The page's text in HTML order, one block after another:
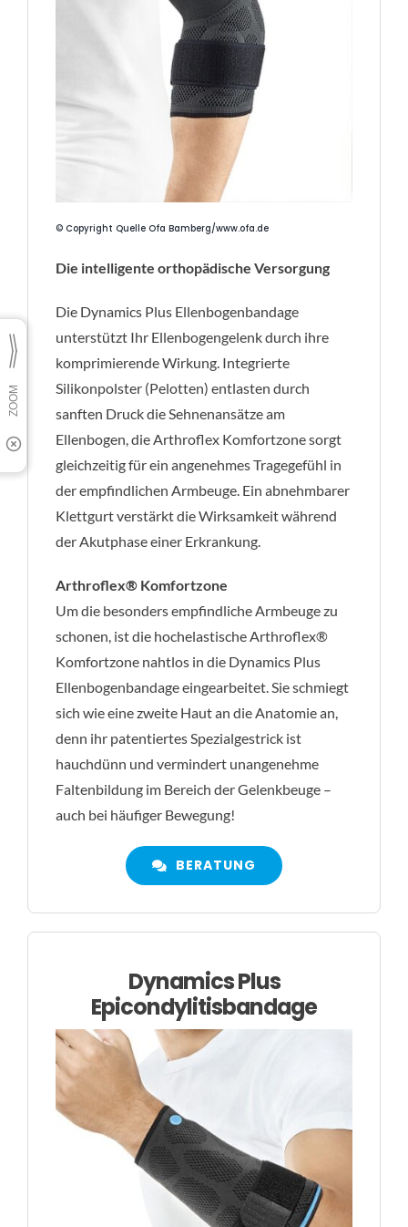
© Copyright Quelle Ofa Bamberg/www.ofa.de
Die intelligente orthopädische Versorgung
Die Dynamics Plus Ellenbogenbandage
unterstützt Ihr Ellenbogengelenk durch ihre
komprimierende Wirkung. Integrierte
Silikonpolster (Pelotten) entlasten durch
sanften Druck die Sehnenansätze am
Ellenbogen, die Arthroflex Komfortzone sorgt
gleichzeitig für ein angenehmes Tragegefühl in
der empfindlichen Armbeuge. Ein abnehmbarer
Klettgurt verstärkt die Wirksamkeit während
der Akutphase einer Erkrankung.
Arthroflex® Komfortzone
Um die besonders empfindliche Armbeuge zu
schonen, ist die hochelastische Arthroflex®
Komfortzone nahtlos in die Dynamics Plus
Ellenbogenbandage eingearbeitet. Sie schmiegt
sich wie eine zweite Haut an die Anatomie an,
denn ihr patentiertes Spezialgestrick ist
hauchdünn und vermindert unangenehme
Faltenbildung im Bereich der Gelenkbeuge –
auch bei häufiger Bewegung!
BERATUNG
Dynamics Plus
Epicondylitisbandage